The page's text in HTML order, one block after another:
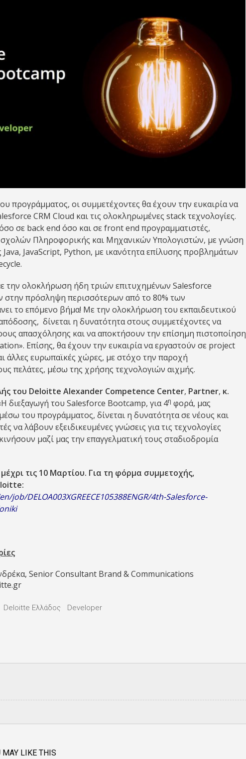
προγράμματος, οι συμμετέχοντες θα έχουν την ευκαιρία να
CRM Cloud και τις ολοκληρωμένες stack τεχνολογίες.
σε back end όσο και σε front end προγραμματιστές,
σχολών Πληροφορικής και Μηχανικών Υπολογιστών, με γνώση
JavaScript, Python, με ικανότητα επίλυσης προβλημάτων
την ολοκλήρωση ήδη τριών επιτυχημένων Salesforce
στην πρόσληψη περισσότερων από το 80% των
το επόμενο βήμα! Με την ολοκλήρωση του εκπαιδευτικού
δίνεται η δυνατότητα στους συμμετέχοντες να
απασχόλησης και να αποκτήσουν την επίσημη πιστοποίηση
Επίσης, θα έχουν την ευκαιρία να εργαστούν σε project
άλλες ευρωπαϊκές χώρες, με στόχο την παροχή
πελάτες, μέσω της χρήσης τεχνολογιών αιχμής.
του Deloitte Alexander Competence Center, Partner, κ.
διεξαγωγή του Salesforce Bootcamp, για 4η φορά, μας
του προγράμματος, δίνεται η δυνατότητα σε νέους και
να λάβουν εξειδικευμένες γνώσεις για τις τεχνολογίες
μαζί μας την επαγγελματική τους σταδιοδρομία
τις 10 Μαρτίου. Για τη φόρμα συμμετοχής,
DELOA003XGREECE105388ENGR/4th-Salesforce-
Senior Consultant Brand & Communications
Deloitte Ελλάδος Developer
MAY LIKE THIS